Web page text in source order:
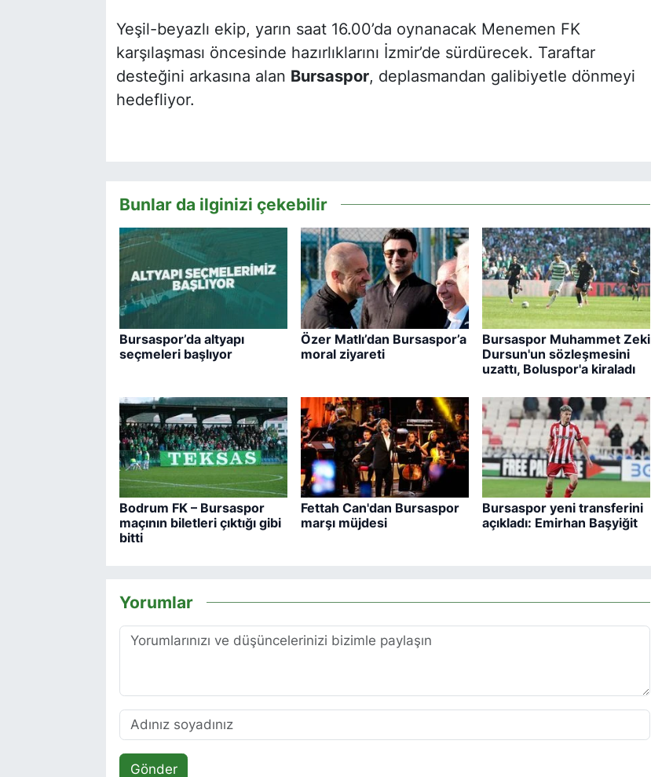
Yeşil-beyazlı ekip, yarın saat 16.00’da oynanacak Menemen FK
karşılaşması öncesinde hazırlıklarını İzmir’de sürdürecek. Taraftar
desteğini arkasına alan Bursaspor, deplasmandan galibiyetle dönmeyi
hedefliyor.
Bunlar da ilginizi çekebilir
Bursaspor’da altyapı
seçmeleri başlıyor
Özer Matlı’dan Bursaspor’a
moral ziyareti
Bursaspor Muhammet Zeki
Dursun'un sözleşmesini
uzattı, Boluspor'a kiraladı
Bodrum FK – Bursaspor
maçının biletleri çıktığı gibi
bitti
Fettah Can'dan Bursaspor
marşı müjdesi
Bursaspor yeni transferini
açıkladı: Emirhan Başyiğit
Yorumlar
Gönder